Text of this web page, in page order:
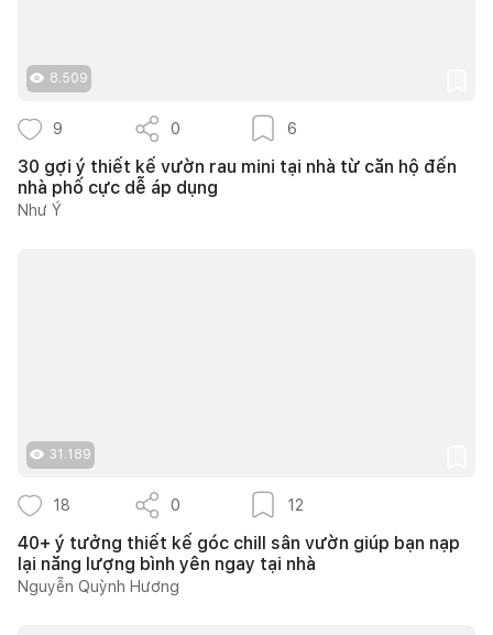
8.509
9 0 6
30 gợi ý thiết kế vườn rau mini tại nhà từ căn hộ đến
nhà phố cực dễ áp dụng
Như Ý
31.189
18 0 12
40+ ý tưởng thiết kế góc chill sân vườn giúp bạn nạp
lại năng lượng bình yên ngay tại nhà
Nguyễn Quỳnh Hương